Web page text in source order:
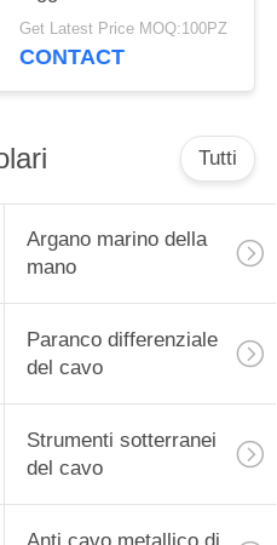
gancio della
sospensione della lega
Get Latest Price MOQ:100PZ
CONTACT
Tutti
Argano marino della
mano
Paranco differenziale
del cavo
Strumenti sotterranei
del cavo